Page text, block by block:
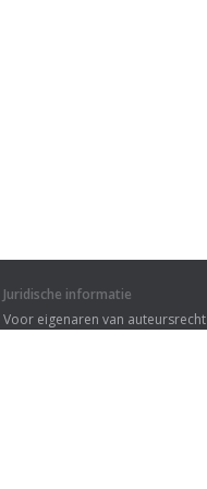
Juridische informatie
Voor eigenaren van auteursrecht